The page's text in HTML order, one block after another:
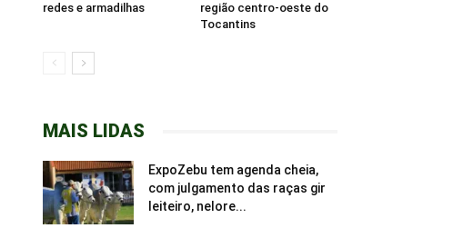
redes e armadilhas
região centro-oeste do
Tocantins
MAIS LIDAS
ExpoZebu tem agenda cheia,
com julgamento das raças gir
leiteiro, nelore...